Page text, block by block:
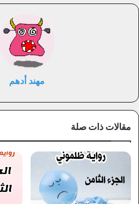
مهند أدهم
مقالات ذات صلة